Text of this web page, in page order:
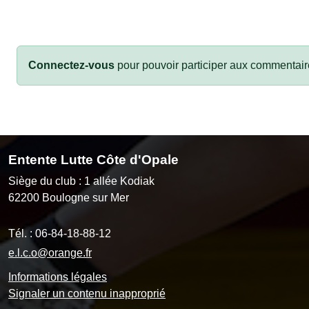
Connectez-vous pour pouvoir participer aux
Entente Lutte Côte d'Opale
Siège du club : 1 allée Kodiak
62200 Boulogne sur Mer
Tél. : 06-84-18-88-12
e.l.c.o@orange.fr
Informations légales
Signaler un contenu inapproprié